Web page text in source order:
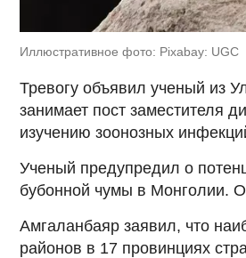
Иллюстративное фото: Pixabay: UGC
Тревогу объявил ученый из
занимает пост заместителя
изучению зоонозных
Ученый предупредил о
бубонной чумы в Монголии.
Амгаланбаяр заявил, что
районов в 17 провинциях